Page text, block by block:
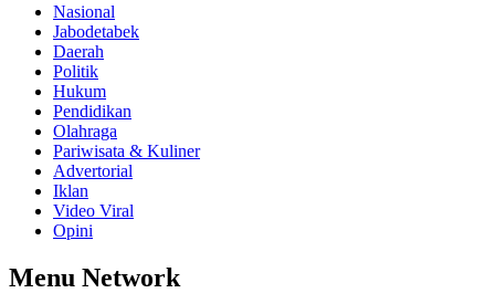
Nasional
Jabodetabek
Daerah
Politik
Hukum
Pendidikan
Olahraga
Pariwisata & Kuliner
Advertorial
Iklan
Video Viral
Opini
Menu Network